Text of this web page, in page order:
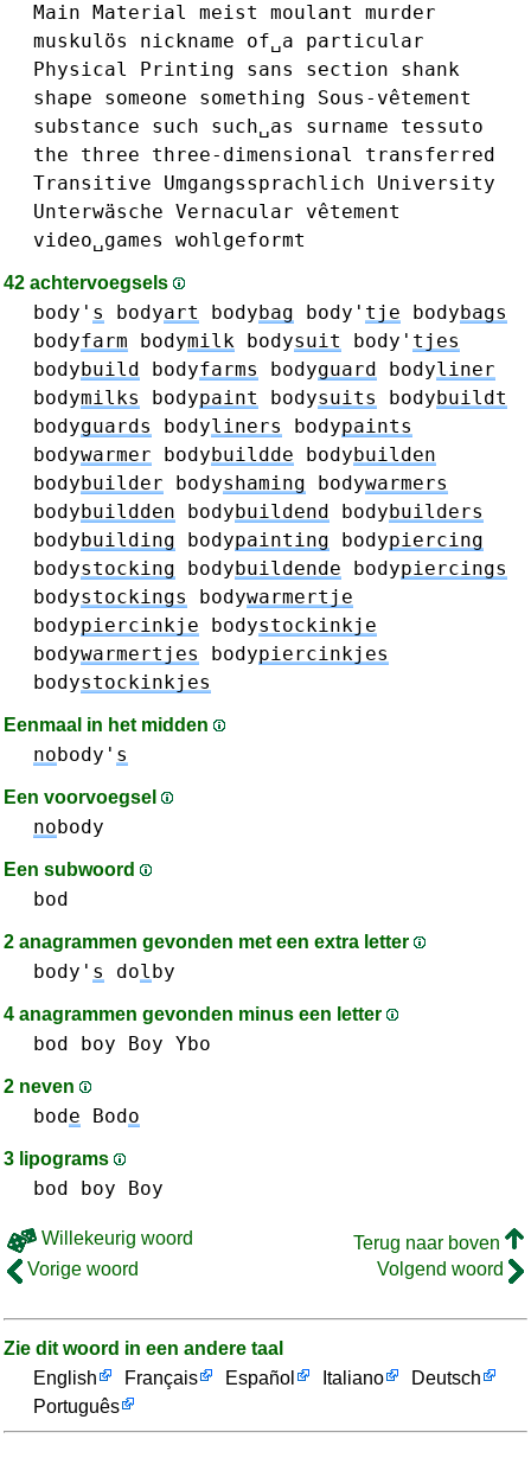
Main Material meist moulant
murder
muskulös
nickname of␣a
particular
Physical
Printing sans section
shank
shape
someone something
Sous-vêtement
substance
such such␣as surname
tessuto
the
three three-dimensional
transferred
Transitive
Umgangssprachlich
University
Unterwäsche Vernacular
vêtement
video␣games
wohlgeformt
42 achtervoegsels
body' s bodyart bodybag body' tje bodybags
bodyfarm bodymilk bodysuit body' tjes
bodybuild bodyfarms bodyguard bodyliner
bodymilks bodypaint bodysuits bodybuildt
bodyguards bodyliners bodypaints
bodywarmer bodybuildde bodybuilden
bodybuilder bodyshaming bodywarmers
bodybuildden bodybuildend bodybuilders
bodybuilding bodypainting bodypiercing
bodystocking bodybuildende bodypiercings
bodystockings bodywarmertje
bodypiercinkje bodystockinkje
bodywarmertjes bodypiercinkjes
bodystockinkjes
Eenmaal in het midden
nobody' s
Een voorvoegsel
nobody
Een subwoord
bod
2 anagrammen gevonden met een extra letter
body' s dolby
4 anagrammen gevonden minus een letter
bod boy Boy Ybo
2 neven
bode Bodo
3 lipograms
bod boy Boy
Willekeurig woord
Terug naar boven
Vorige woord
Volgend woord
Zie dit woord in een andere taal
English
Français Español Italiano
Deutsch
Português